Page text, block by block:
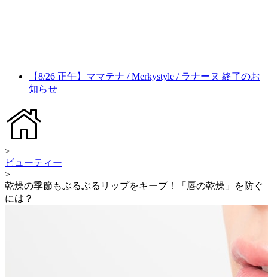
【8/26 正午】ママテナ / Merkystyle / ラナーヌ 終了のお
知らせ
>
ビューティー
>
乾燥の季節もぶるぶるリップをキープ！「唇の乾燥」を防ぐ
には？